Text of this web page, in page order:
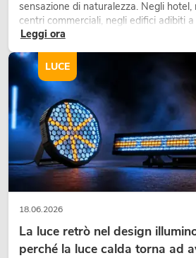
PSSO PA Set PRO M MK2
No. 20000457Articolo non disponibile
sensazione di naturalezza. Negli
centri commerciali, negli edifici adibiti
fieristici, una vegetazione di alta
Leggi ora
18.06.2026
La luce retrò nel design
perché la luce calda torna ad
LUCE